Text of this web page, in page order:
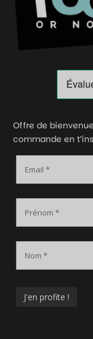
Offre de
commande en